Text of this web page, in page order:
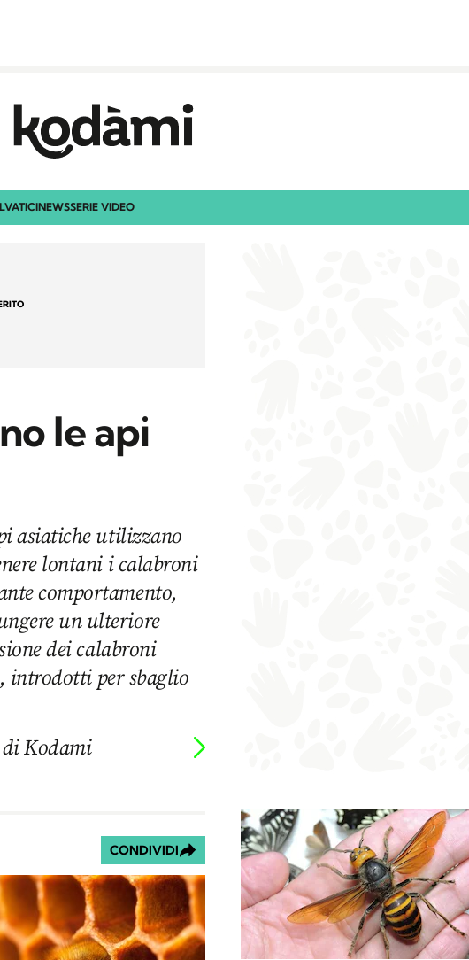
NEWSSERIE VIDEO
le api
asiatiche utilizzano
lontani i calabroni
comportamento,
un ulteriore
dei calabroni
introdotti per sbaglio
Kodami
CONDIVIDI